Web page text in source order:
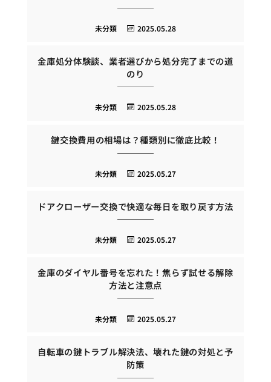
2025.05.28
未分類
金庫処分体験談、業者選びから処分完了までの道
のり
2025.05.28
未分類
鍵交換費用の相場は？種類別に徹底比較！
2025.05.27
未分類
ドアクローザー交換で快適な毎日を取り戻す方法
2025.05.27
未分類
金庫のダイヤル番号を忘れた！焦らず試せる解除
方法と注意点
2025.05.27
未分類
自転車の鍵トラブル解決法、壊れた鍵の対処と予
防策